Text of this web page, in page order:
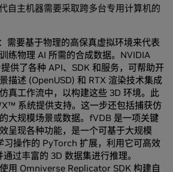
自主机器需要采取跨多台专用计算机的
需要基于物理的高保真虚拟环境来代表
练物理 AI 所需的合成数据。NVIDIA
供了各种 API、SDK 和服务，可帮助开
描述 (OpenUSD) 和 RTX 渲染技术集成
真工作流中，以构建这些 3D 环境。此
系统提供支持。这一步还包括捕获仿
大规模场景或数据。fVDB 是一项关键
呈现各种功能，是一个可基于大规模
习操作的 PyTorch 扩展，利用它可高效
过丰富的 3D 数据集进行推理。
用 Omniverse Replicator SDK 构建自